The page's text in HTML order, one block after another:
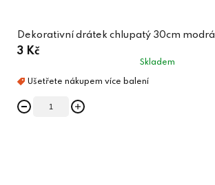
Dekorativní drátek chlupatý 30cm modrá
3 Kč
Skladem